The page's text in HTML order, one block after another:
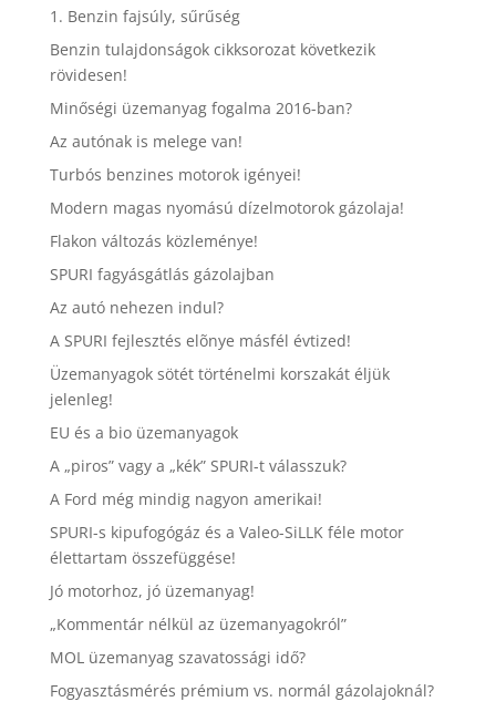
1. Benzin fajsúly, sűrűség
Benzin tulajdonságok cikksorozat következik
rövidesen!
Minőségi üzemanyag fogalma 2016-ban?
Az autónak is melege van!
Turbós benzines motorok igényei!
Modern magas nyomású dízelmotorok gázolaja!
Flakon változás közleménye!
SPURI fagyásgátlás gázolajban
Az autó nehezen indul?
A SPURI fejlesztés elõnye másfél évtized!
Üzemanyagok sötét történelmi korszakát éljük
jelenleg!
EU és a bio üzemanyagok
A „piros” vagy a „kék” SPURI-t válasszuk?
A Ford még mindig nagyon amerikai!
SPURI-s kipufogógáz és a Valeo-SiLLK féle motor
élettartam összefüggése!
Jó motorhoz, jó üzemanyag!
„Kommentár nélkül az üzemanyagokról”
MOL üzemanyag szavatossági idő?
Fogyasztásmérés prémium vs. normál gázolajoknál?